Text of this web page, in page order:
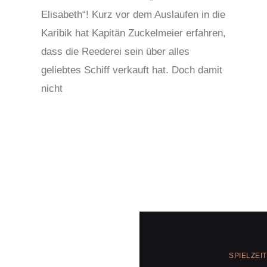
Elisabeth“! Kurz vor dem Auslaufen in die
Karibik hat Kapitän Zuckelmeier erfahren,
dass die Reederei sein über alles
geliebtes Schiff verkauft hat. Doch damit
nicht